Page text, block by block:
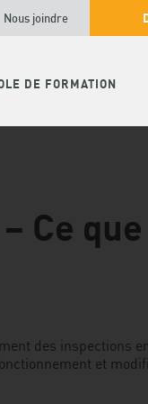
DE FORMATION
Nous joindre
Ce
des inspections
et